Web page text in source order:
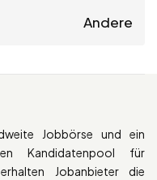
Andere
Jobbörse und ein
Kandidatenpool für
Jobanbieter die